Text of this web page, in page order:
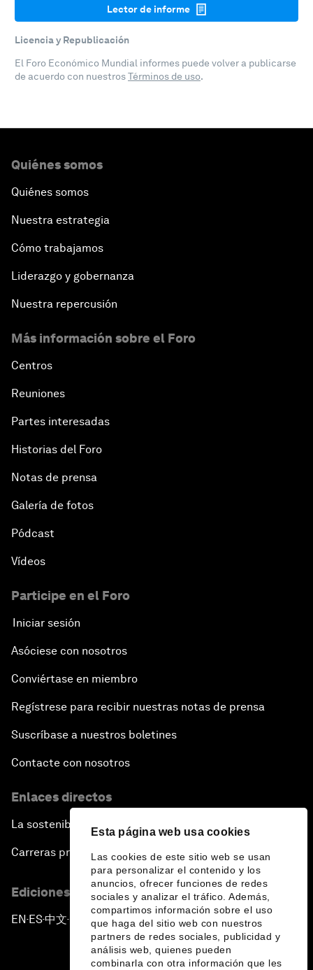
Esta página web usa cookies
Las cookies de este sitio web se usan
para personalizar el contenido y los
anuncios, ofrecer funciones de redes
sociales y analizar el tráfico. Además,
compartimos información sobre el uso
que haga del sitio web con nuestros
partners de redes sociales, publicidad y
análisis web, quienes pueden
combinarla con otra información que les
Lector de informe
Licencia y Republicación
El Foro Económico Mundial informes puede volver a publicarse
de acuerdo con nuestrosTérminos de uso.
Quiénes somos
Quiénes somos
Nuestra estrategia
Cómo trabajamos
Liderazgo y gobernanza
Nuestra repercusión
Más información sobre el Foro
Centros
Reuniones
Partes interesadas
Historias del Foro
Notas de prensa
Galería de fotos
Pódcast
Vídeos
Participe en el Foro
Iniciar sesión
Asóciese con nosotros
Conviértase en miembro
Regístrese para recibir nuestras notas de prensa
Suscríbase a nuestros boletines
Contacte con nosotros
Enlaces directos
La sostenibilidad en el Foro
Carreras profesionales
Ediciones en otros idiomas
EN ▪ ES▪中文▪ 日本語